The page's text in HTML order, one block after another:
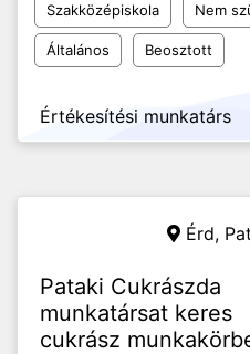
Szakközépiskola Nem
Általános Beosztott
Értékesítési munkatárs
Érd,
Pataki Cukrászda
munkatársat keres
cukrász